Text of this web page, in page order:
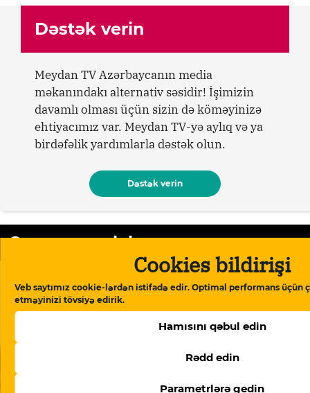
Cookies bildirişi
Veb saytımız cookie-lərdən istifadə edir. Optimal performans üçün
etməyinizi tövsiyə edirik.
Hamısını qəbul edin
Rədd edin
Parametrlərə gedin
Dəstək verin
Meydan TV Azərbaycanın media
məkanındakı alternativ səsidir! İşimizin
davamlı olması üçün sizin də köməyinizə
ehtiyacımız var. Meydan TV-yə aylıq və ya
birdəfəlik yardımlarla dəstək olun.
Dəstək verin
Oxşar məqalələr